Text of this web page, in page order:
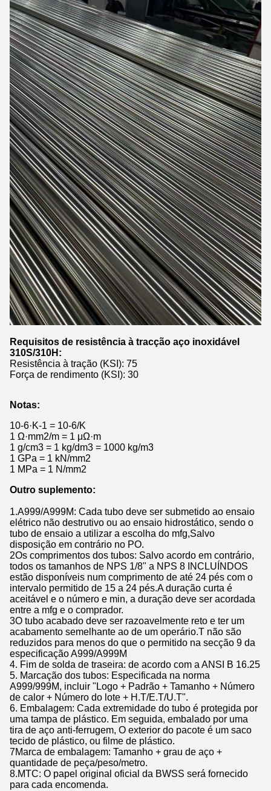
Requisitos de resistência à tracção aço inoxidável
310S/310H:
Resistência à tração (KSI): 75
Força de rendimento (KSI): 30
Notas:
10-6·K-1 = 10-6/K
1 Ω·mm2/m = 1 μΩ·m
1 g/cm3 = 1 kg/dm3 = 1000 kg/m3
1 GPa = 1 kN/mm2
1 MPa = 1 N/mm2
Outro suplemento:
1.A999/A999M: Cada tubo deve ser submetido ao ensaio
elétrico não destrutivo ou ao ensaio hidrostático, sendo o
tubo de ensaio a utilizar a escolha do mfg,Salvo
disposição em contrário no PO.
2Os comprimentos dos tubos: Salvo acordo em contrário,
todos os tamanhos de NPS 1/8" a NPS 8 INCLUÍNDOS
estão disponíveis num comprimento de até 24 pés com o
intervalo permitido de 15 a 24 pés.A duração curta é
aceitável e o número e min, a duração deve ser acordada
entre a mfg e o comprador.
3O tubo acabado deve ser razoavelmente reto e ter um
acabamento semelhante ao de um operário.T não são
reduzidos para menos do que o permitido na secção 9 da
especificação A999/A999M
4. Fim de solda de traseira: de acordo com a ANSI B 16.25
5. Marcação dos tubos: Especificada na norma
A999/999M, incluir "Logo + Padrão + Tamanho + Número
de calor + Número do lote + H.T/E.T/U.T".
6. Embalagem: Cada extremidade do tubo é protegida por
uma tampa de plástico. Em seguida, embalado por uma
tira de aço anti-ferrugem, O exterior do pacote é um saco
tecido de plástico, ou filme de plástico.
7Marca de embalagem: Tamanho + grau de aço +
quantidade de peça/peso/metro.
8.MTC: O papel original oficial da BWSS será fornecido
para cada encomenda.